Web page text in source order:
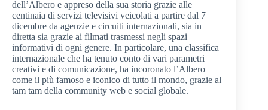
dell’Albero e appreso della sua storia grazie alle
centinaia di servizi televisivi veicolati a partire dal 7
dicembre da agenzie e circuiti internazionali, sia in
diretta sia grazie ai filmati trasmessi negli spazi
informativi di ogni genere. In particolare, una classifica
internazionale che ha tenuto conto di vari parametri
creativi e di comunicazione, ha incoronato l’Albero
come il più famoso e iconico di tutto il mondo, grazie al
tam tam della community web e social globale.